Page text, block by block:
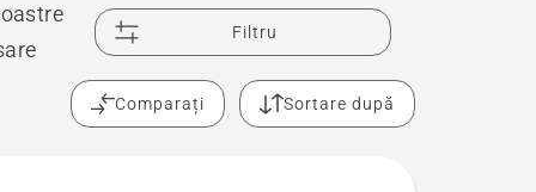
Filtru
Comparați Sortare după